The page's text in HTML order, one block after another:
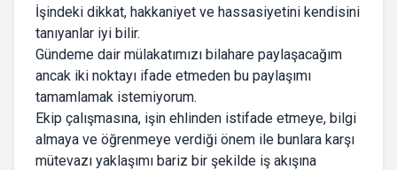
İşindeki dikkat, hakkaniyet ve hassasiyetini kendisini
tanıyanlar iyi bilir.
Gündeme dair mülakatımızı bilahare paylaşacağım
ancak iki noktayı ifade etmeden bu paylaşımı
tamamlamak istemiyorum.
Ekip çalışmasına, işin ehlinden istifade etmeye, bilgi
almaya ve öğrenmeye verdiği önem ile bunlara karşı
mütevazı yaklaşımı bariz bir şekilde iş akışına